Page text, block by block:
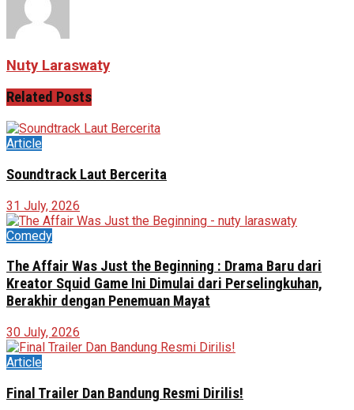
Nuty Laraswaty
Related Posts
Article
Soundtrack Laut Bercerita
31 July, 2026
Comedy
The Affair Was Just the Beginning : Drama Baru dari
Kreator Squid Game Ini Dimulai dari Perselingkuhan,
Berakhir dengan Penemuan Mayat
30 July, 2026
Article
Final Trailer Dan Bandung Resmi Dirilis!